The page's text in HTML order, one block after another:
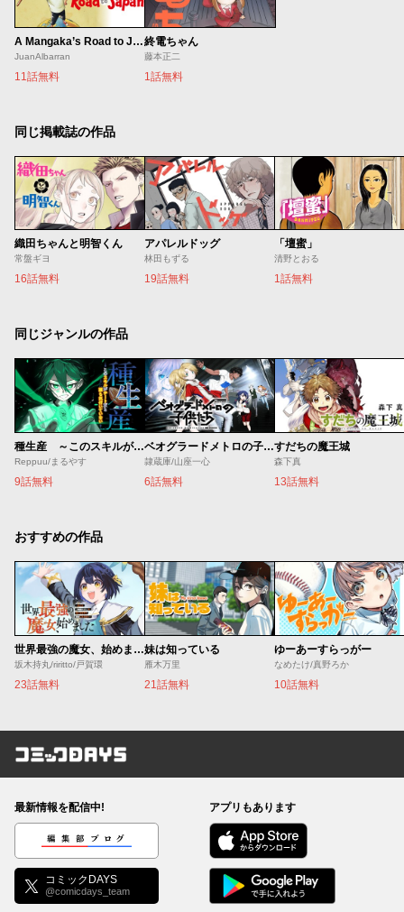
A Mangaka’s Road to Japan
JuanAlbarran
11話無料
終電ちゃん
藤本正二
1話無料
同じ掲載誌の作品
織田ちゃんと明智くん
常盤ギヨ
16話無料
アパレルドッグ
林田もずる
19話無料
「壇蜜」
清野とおる
1話無料
同じジャンルの作品
種生産 ～このスキルがチートだとまだ誰も気付いていない～
Reppuu/まるやす
9話無料
ベオグラードメトロの子供たち
隷蔵庫/山座一心
6話無料
すだちの魔王城
森下真
13話無料
おすすめの作品
世界最強の魔女、始めました ～私だけ『攻略サイト』を見れる世界で自由に生きます～
坂木持丸/riritto/戸賀環
23話無料
妹は知っている
雁木万里
21話無料
ゆーあーすらっがー
なめたけ/真野ろか
10話無料
コミックDAYS
最新情報を配信中!
編集部ブログ
コミックDAYS
@comicdays_team
アプリもあります